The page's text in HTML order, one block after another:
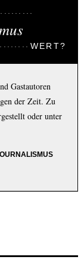
WERT?
Gastautoren
der Zeit. Zu
oder unter